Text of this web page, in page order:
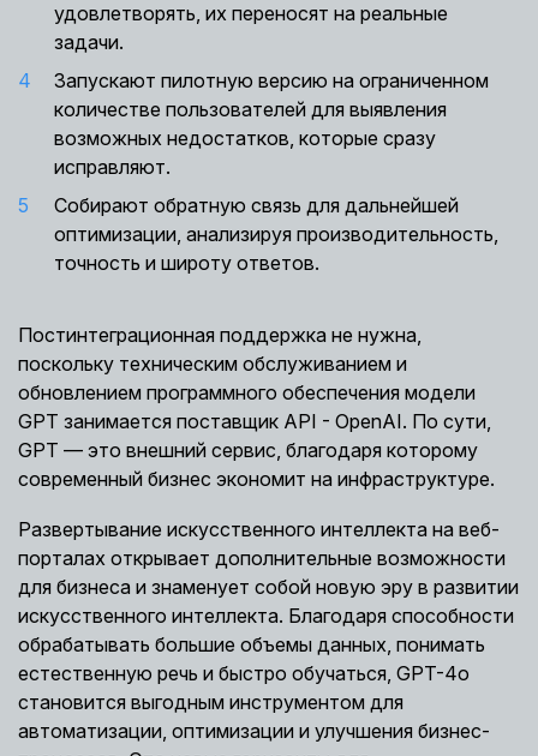
удовлетворять, их переносят на реальные
задачи.
Запускают пилотную версию на ограниченном
количестве пользователей для выявления
возможных недостатков, которые сразу
исправляют.
Собирают обратную связь для дальнейшей
оптимизации, анализируя производительность,
точность и широту ответов.
Постинтеграционная поддержка не нужна,
поскольку техническим обслуживанием и
обновлением программного обеспечения модели
GPT занимается поставщик API - OpenAI. По сути,
GPT — это внешний сервис, благодаря которому
современный бизнес экономит на инфраструктуре.
Развертывание искусственного интеллекта на веб-
порталах открывает дополнительные возможности
для бизнеса и знаменует собой новую эру в развитии
искусственного интеллекта. Благодаря способности
обрабатывать большие объемы данных, понимать
естественную речь и быстро обучаться, GPT-4o
становится выгодным инструментом для
автоматизации, оптимизации и улучшения бизнес-